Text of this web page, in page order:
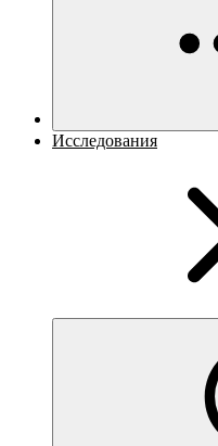
Исследования